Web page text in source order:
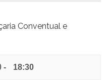
d
v
Conventual e
- 18:30